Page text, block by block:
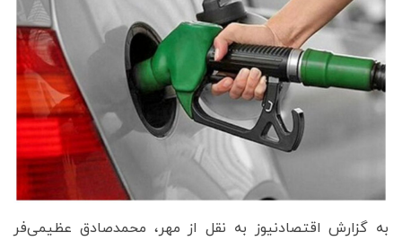
به گزارش اقتصادنیوز به نقل از مهر، محمدصادق عظیمی‌فر